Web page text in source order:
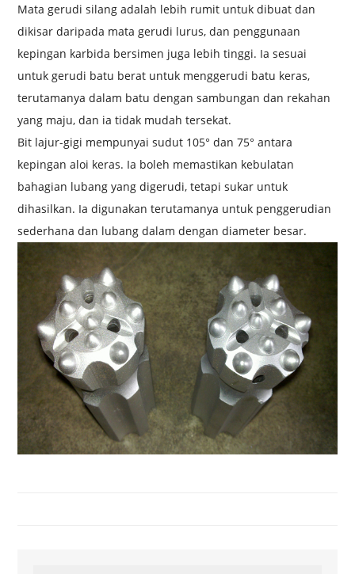
Mata gerudi silang adalah lebih rumit untuk dibuat dan
dikisar daripada mata gerudi lurus, dan penggunaan
kepingan karbida bersimen juga lebih tinggi. Ia sesuai
untuk gerudi batu berat untuk menggerudi batu keras,
terutamanya dalam batu dengan sambungan dan rekahan
yang maju, dan ia tidak mudah tersekat.
Bit lajur-gigi mempunyai sudut 105° dan 75° antara
kepingan aloi keras. Ia boleh memastikan kebulatan
bahagian lubang yang digerudi, tetapi sukar untuk
dihasilkan. Ia digunakan terutamanya untuk penggerudian
sederhana dan lubang dalam dengan diameter besar.